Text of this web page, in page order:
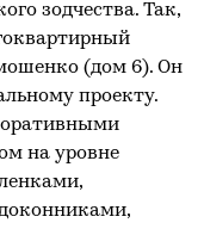
зодчества. Так,
(дом 6). Он
проекту.
на уровне